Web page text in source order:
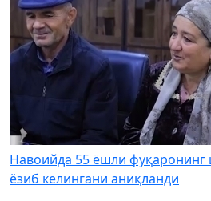
Навоийда 55 ёшли фуқаронинг
ёзиб келингани аниқланди